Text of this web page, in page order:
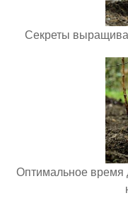
Секреты
Оптимальное время